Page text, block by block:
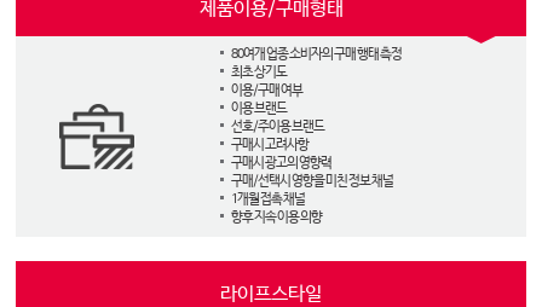
제품이용/구매형태
80여개 업종 소비자의 구매 행태 측정
최초 상기도
이용/구매 여부
이용 브랜드
선호/주이용 브랜드
구매시 고려사항
구매시 광고의 영향력
구매/선택시 영향을 미친 정보 채널
1개월 접촉 채널
향후 지속 이용 의향
라이프스타일